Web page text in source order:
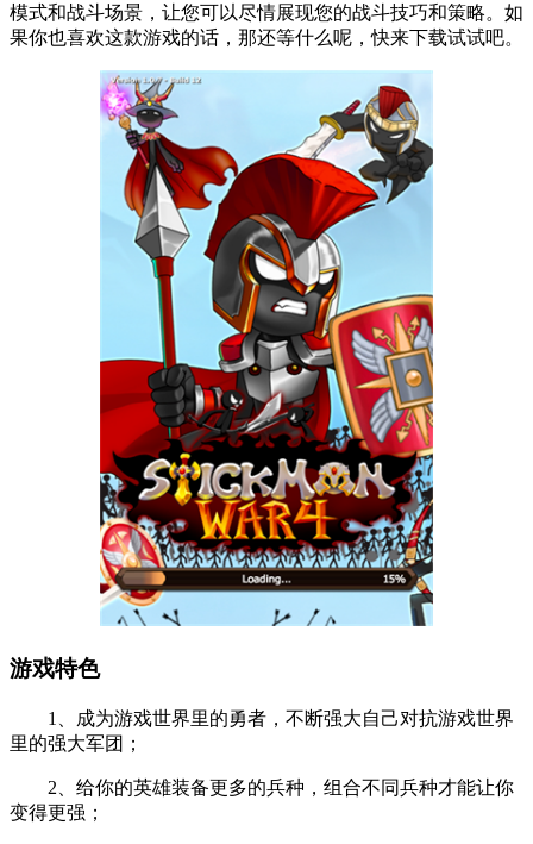
模式和战斗场景，让您可以尽情展现您的战斗技巧和策略。如
果你也喜欢这款游戏的话，那还等什么呢，快来下载试试吧。
游戏特色
1、成为游戏世界里的勇者，不断强大自己对抗游戏世界
里的强大军团；
2、给你的英雄装备更多的兵种，组合不同兵种才能让你
变得更强；